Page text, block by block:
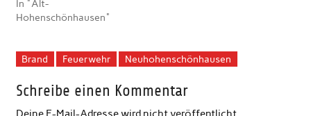
In "Alt-
Hohenschönhausen"
Brand Feuerwehr Neuhohenschönhausen
Schreibe einen Kommentar